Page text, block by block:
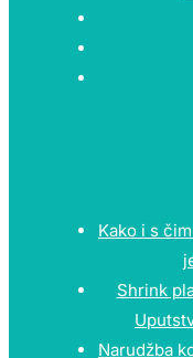
Kako i s
Shrink
Narudžba